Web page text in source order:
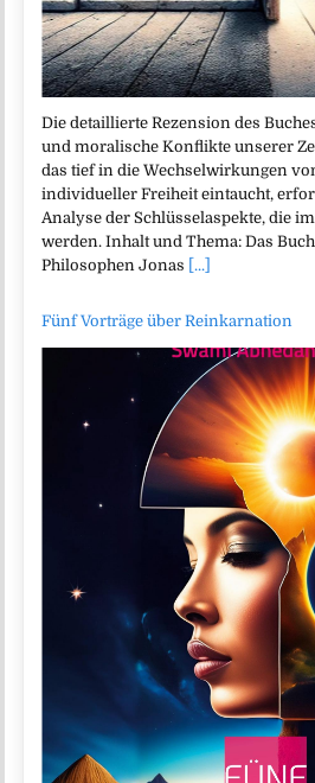
Die detaillierte Rezension des
und moralische Konflikte unserer
das tief in die Wechselwirkungen
individueller Freiheit eintaucht,
Analyse der Schlüsselaspekte, die
werden. Inhalt und Thema: Das
Philosophen Jonas [...]
Fünf Vorträge über Reinkarnation